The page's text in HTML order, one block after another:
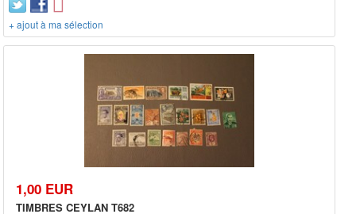
+ ajout à ma sélection
1,00 EUR
TIMBRES CEYLAN T682